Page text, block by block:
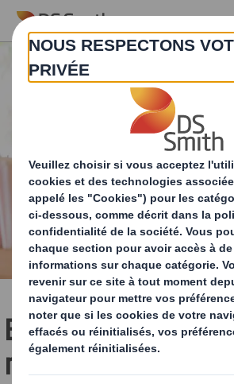
Skip to main content
Entreprise :
réduire le